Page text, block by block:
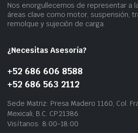
Nos enorgullecemos de representar a
áreas clave como motor, suspensión,
remolque y sujeción de carga.
¿Necesitas Asesoría?
+52 686 606 8588
+52 686 563 2112
Sede Matriz: Presa Madero 1160, Col.
Mexicali, B.C. CP.21386
Visítanos: 8:00-18:00